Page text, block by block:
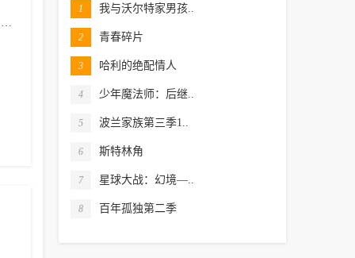
1 我与沃尔特家男孩..
2 青春碎片
3 哈利的绝配情人
4 少年魔法师：后继..
5 波兰家族第三季1..
6 斯特林角
7 星球大战：幻境—..
8 百年孤独第二季